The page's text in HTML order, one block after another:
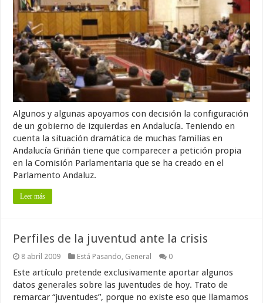
Algunos y algunas apoyamos con decisión la configuración
de un gobierno de izquierdas en Andalucía. Teniendo en
cuenta la situación dramática de muchas familias en
Andalucía Griñán tiene que comparecer a petición propia
en la Comisión Parlamentaria que se ha creado en el
Parlamento Andaluz.
Leer más
Perfiles de la juventud ante la crisis
8 abril 2009 Está Pasando General 0
Este artículo pretende exclusivamente aportar algunos
datos generales sobre las juventudes de hoy. Trato de
remarcar “juventudes”, porque no existe eso que llamamos